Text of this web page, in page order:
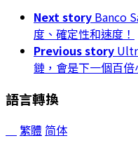
Next story Banco
度、確定性和速度！
Previous story
鏈，會是下一個百倍
語言轉換
繁體 简体